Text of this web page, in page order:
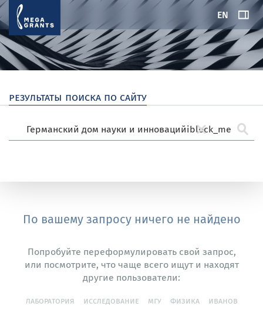
EN
результаты поиска по сайту
По вашему запросу ничего не найдено
Попробуйте переформулировать свой запрос,
или посмотрите, что чаще всего ищут и находят
другие пользователи:
лаборатория исследование мгу физика иванов